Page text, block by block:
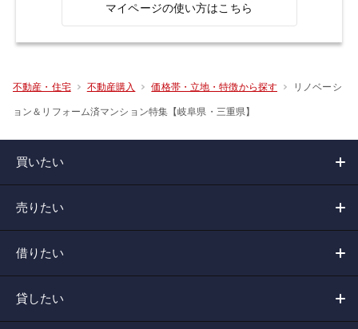
マイページの使い方はこちら
不動産・住宅 不動産購入 価格帯・立地・特徴から探す リノベーシ
ョン＆リフォーム済マンション特集【岐阜県・三重県】
買いたい
売りたい
借りたい
貸したい